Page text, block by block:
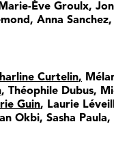
Ève Groulx,
Anna
Curtelin,
, Théophile Dubus,
Guin, Laurie
Okbi, Sasha Paula,